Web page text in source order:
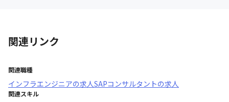
関連リンク
関連職種
インフラエンジニアの求人SAPコンサルタントの求人
関連スキル